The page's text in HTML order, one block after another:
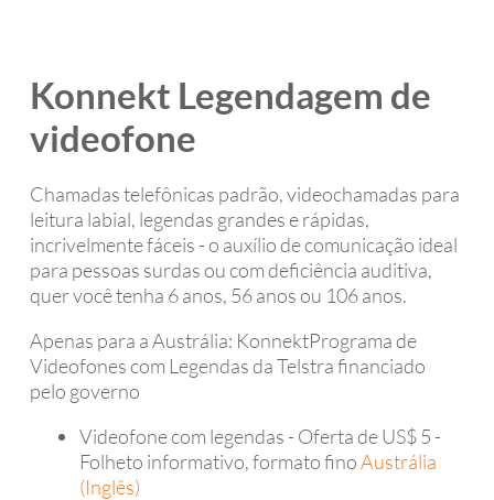
Konnekt Legendagem de
videofone
Chamadas telefônicas padrão, videochamadas para
leitura labial, legendas grandes e rápidas,
incrivelmente fáceis - o auxílio de comunicação ideal
para pessoas surdas ou com deficiência auditiva,
quer você tenha 6 anos, 56 anos ou 106 anos.
Apenas para a Austrália: KonnektPrograma de
Videofones com Legendas da Telstra financiado
pelo governo
Videofone com legendas - Oferta de US$ 5 -
Folheto informativo, formato finoAustrália
(Inglês)